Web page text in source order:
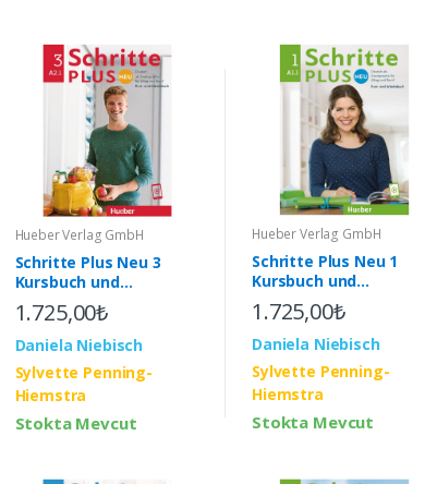
Hueber Verlag GmbH
Schritte Plus Neu 3
Kursbuch und
Arbeitsbuch mit Audios
online
1.725,00₺
Daniela Niebisch
Sylvette Penning-
Hiemstra
Stokta Mevcut
Hueber Verlag GmbH
Schritte Plus Neu 1
Kursbuch und
Arbeitsbuch mit Audios
online
1.725,00₺
Daniela Niebisch
Sylvette Penning-
Hiemstra
Stokta Mevcut